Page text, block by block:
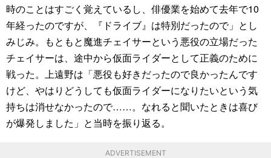
時のことはすごく覚えているし、俳優業を始めて去年で10
年経ったのですが、『ドライブ』は特別だったので」とし
みじみ。もともと魔進チェイサーという悪役の立場だった
チェイサーは、途中から仮面ライダーとして正義のために
戦った。上遠野は「悪役も好きだったので良かったんです
けど、やはりどうしても仮面ライダーになりたいという気
持ちは消せなかったので……。なれると聞いたときは喜び
が爆発しました」と当時を振り返る。
ADVERTISEMENT